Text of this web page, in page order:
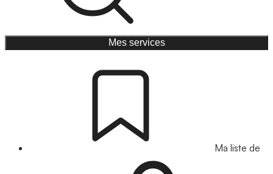
Mes services
Ma liste de